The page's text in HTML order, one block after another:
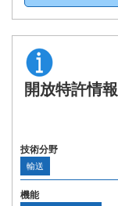
開放特許情報
技術分野
輸送
機能